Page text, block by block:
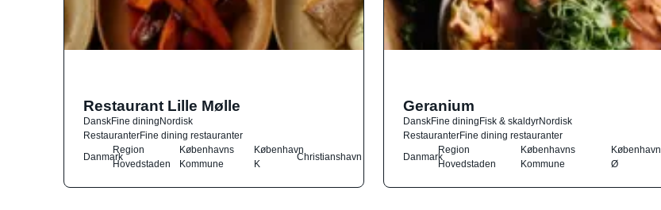
Restaurant Lille Mølle
DanskFine diningNordisk
RestauranterFine dining restauranter
Danmark
Region
Hovedstaden
Københavns
Kommune
København
K
Christianshavn
Geranium
DanskFine diningFisk & skaldyrNordisk
RestauranterFine dining restauranter
Danmark
Region
Hovedstaden
Københavns
Kommune
København
Ø